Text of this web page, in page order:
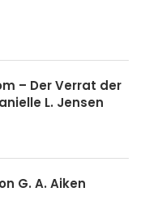
– Der Verrat der
L. Jensen
G. A. Aiken